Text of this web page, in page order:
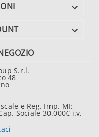


S.r.l.
48
e Reg. Imp. MI:
Sociale 30.000€ i.v.